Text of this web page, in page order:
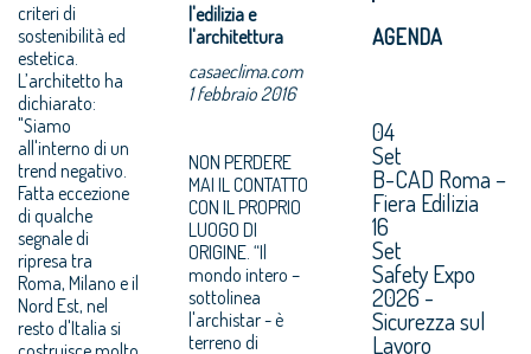
criteri di
sostenibilità ed
estetica.
L’architetto ha
dichiarato:
"Siamo
all'interno di un
trend negativo.
Fatta eccezione
di qualche
segnale di
ripresa tra
Roma, Milano e il
Nord Est, nel
resto d'Italia si
l'edilizia e
l'architettura
casaeclima.com
1 febbraio 2016
NON PERDERE
MAI IL CONTATTO
CON IL PROPRIO
LUOGO DI
ORIGINE. “Il
mondo intero –
sottolinea
l'archistar - è
terreno di
AGENDA
04
Set
B-CAD Roma –
Fiera Edilizia
16
Set
Safety Expo
2026 -
Sicurezza sul
Lavoro